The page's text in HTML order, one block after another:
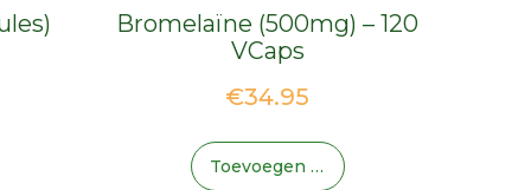
Bromelaïne (500mg) – 120
VCaps
€34.95
Toevoegen Aan Winkelwagen